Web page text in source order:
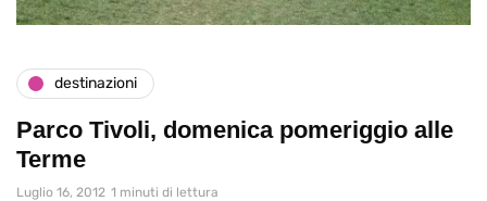
destinazioni
Parco Tivoli, domenica pomeriggio alle
Terme
Luglio 16, 2012 1 minuti di lettura